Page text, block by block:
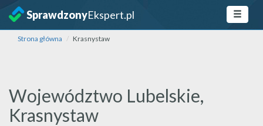
SprawdzonyEkspert.pl
Strona główna Krasnystaw
Województwo Lubelskie,
Krasnystaw